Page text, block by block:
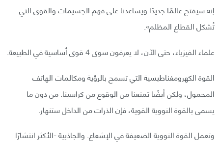
إنه سيفتح عالمًا جديدًا ويساعدنا على فهم الجسيمات والقوى التي
تُشكل القطاع المظلم».
علماء الفيزياء، حتى الآن، لا يعرفون سوى 4 قوى أساسية في الطبيعة.
القوة الكهرومغناطيسية التي تسمح بالرؤية ومكالمات الهاتف
المحمول، ولكن أيضًا تمنعنا من الوقوع من كراسينا. من دون ما
يسمى بالقوة النووية القوية، فإن الذرات من الداخل ستنهار.
وتعمل القوة النووية الضعيفة في الإشعاع. والجاذبية -الأكثر انتشارًا